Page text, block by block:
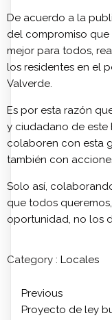
De acuerdo a la
del compromiso que
mejor para todos,
los residentes en el
Valverde.
Es por esta razón
y ciudadano de este
colaboren con esta
también con
Solo así,
que todos
oportunidad, no los
Category : Locales
Previous
Proyecto de ley